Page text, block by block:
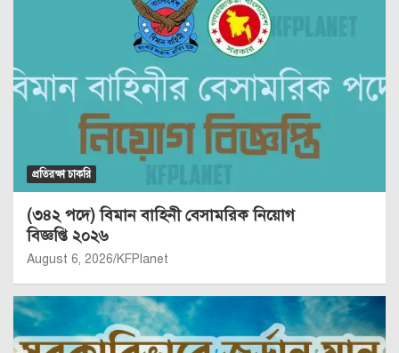
প্রতিরক্ষা চাকরি
(৩৪২ পদে) বিমান বাহিনী বেসামরিক নিয়োগ
বিজ্ঞপ্তি ২০২৬
August 6, 2026 KFPlanet